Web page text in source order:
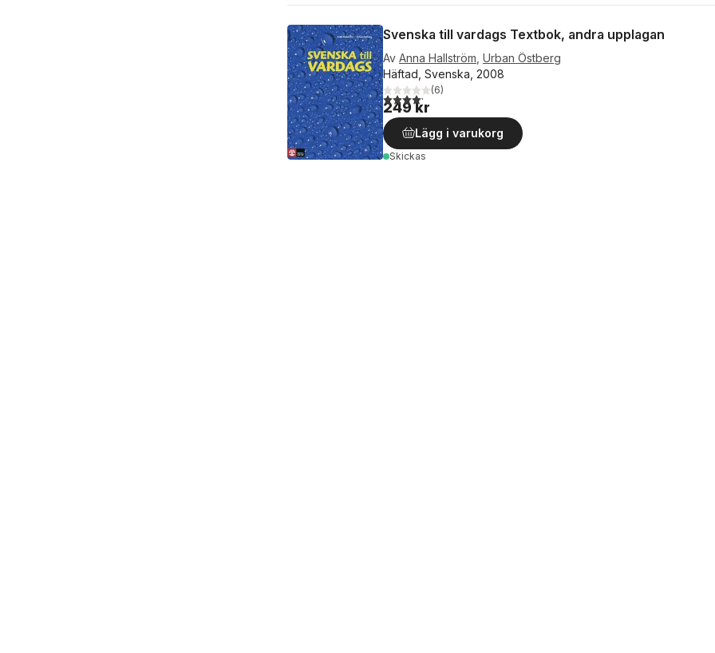
Svenska till vardags Textbok, andra upplagan
Av Anna Hallström Urban Östberg
Häftad, Svenska, 2008
4,2utav 5 stjärnor. Totalt antal röster:
(6)
249 kr
Lägg i varukorg
Skickas